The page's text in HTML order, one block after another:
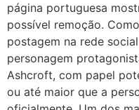
página portuguesa
possível remoção.
postagem na rede
personagem
Ashcroft, com papel
ou até maior que a